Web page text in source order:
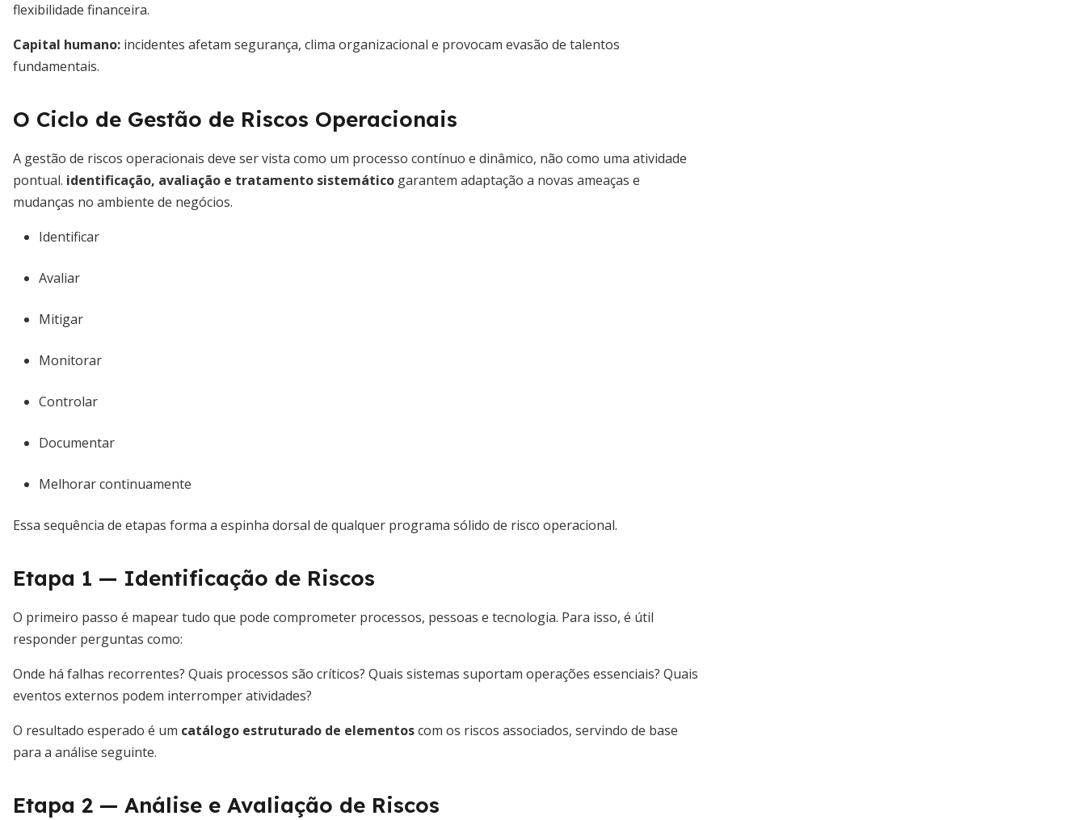
flexibilidade financeira.
Capital humano: incidentes afetam segurança, clima organizacional e provocam evasão de talentos
fundamentais.
O Ciclo de Gestão de Riscos Operacionais
A gestão de riscos operacionais deve ser vista como um processo contínuo e dinâmico, não como uma atividade
pontual. identificação, avaliação e tratamento sistemático garantem adaptação a novas ameaças e
mudanças no ambiente de negócios.
Identificar
Avaliar
Mitigar
Monitorar
Controlar
Documentar
Melhorar continuamente
Essa sequência de etapas forma a espinha dorsal de qualquer programa sólido de risco operacional.
Etapa 1 — Identificação de Riscos
O primeiro passo é mapear tudo que pode comprometer processos, pessoas e tecnologia. Para isso, é útil
responder perguntas como:
Onde há falhas recorrentes? Quais processos são críticos? Quais sistemas suportam operações essenciais? Quais
eventos externos podem interromper atividades?
O resultado esperado é um catálogo estruturado de elementoscom os riscos associados, servindo de base
para a análise seguinte.
Etapa 2 — Análise e Avaliação de Riscos